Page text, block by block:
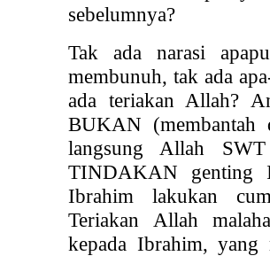
sebelumnya?
Tak ada narasi
membunuh, tak ada
ada teriakan Allah?
BUKAN (membantah
langsung Allah
TINDAKAN genting
Ibrahim lakukan
Teriakan Allah
kepada Ibrahim, yang